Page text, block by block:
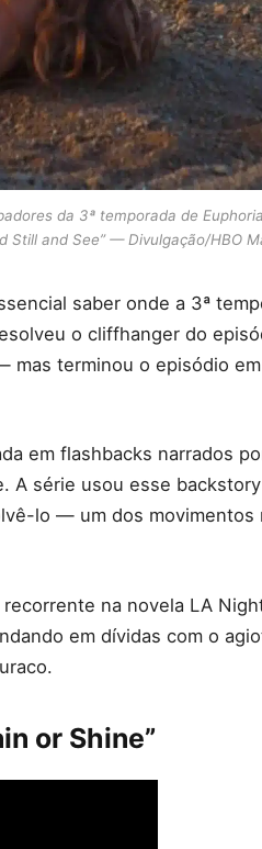
da 3ª temporada de
Still and See” — Divulgação/HBO
saber onde a 3ª
o cliffhanger do
terminou o episódio
em flashbacks narrados
A série usou esse
lo — um dos movimentos
na novela LA
em dívidas com o
or Shine”